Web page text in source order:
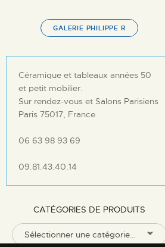
GALERIE PHILIPPE R
Céramique et tableaux années 50
et petit mobilier.
Sur rendez-vous et Salons Parisiens
Paris 75017, France
06 63 98 93 69
09.81.43.40.14
CATÉGORIES DE PRODUITS
Sélectionner une catégorie